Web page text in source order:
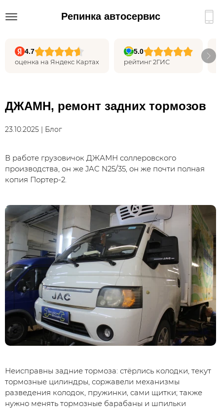
Репинка автосервис
4.7
оценка на Яндекс Картах
5.0
рейтинг 2ГИС
ДЖАМН, ремонт задних тормозов
23.10.2025 | Блог
В работе грузовичок ДЖАМН соллеровского
производства, он же JAC N25/35, он же почти полная
копия Портер-2.
Неисправны задние тормоза: стёрлись колодки, текут
тормозные цилиндры, соржавели механизмы
разведения колодок, пружинки, сами щитки; также
нужно менять тормозные барабаны и шпильки